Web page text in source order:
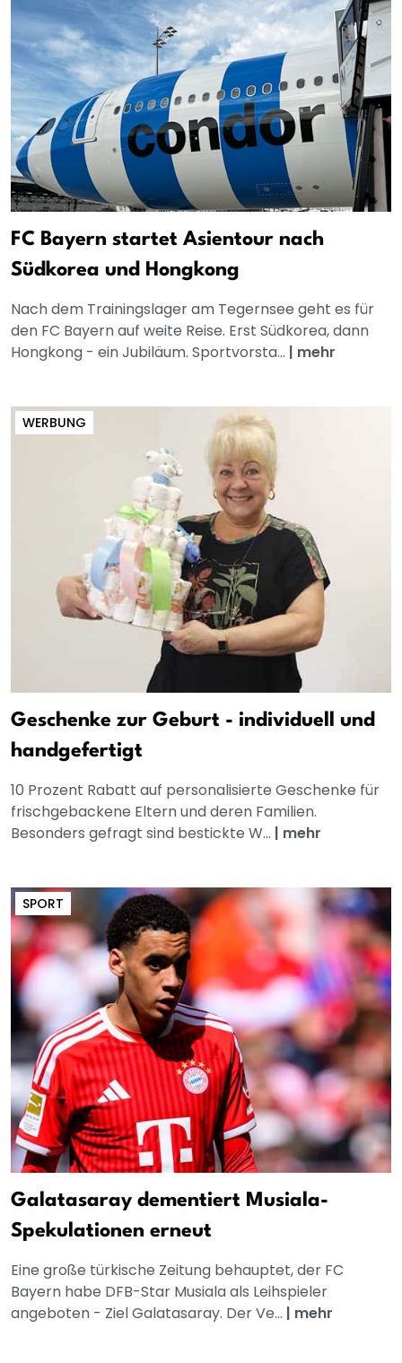
FC Bayern startet Asientour nach
Südkorea und Hongkong
Nach dem Trainingslager am Tegernsee geht es für
den FC Bayern auf weite Reise. Erst Südkorea, dann
Hongkong - ein Jubiläum. Sportvorsta... | mehr
WERBUNG
Geschenke zur Geburt - individuell und
handgefertigt
10 Prozent Rabatt auf personalisierte Geschenke für
frischgebackene Eltern und deren Familien.
Besonders gefragt sind bestickte W... | mehr
SPORT
Galatasaray dementiert Musiala-
Spekulationen erneut
Eine große türkische Zeitung behauptet, der FC
Bayern habe DFB-Star Musiala als Leihspieler
angeboten - Ziel Galatasaray. Der Ve... | mehr